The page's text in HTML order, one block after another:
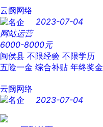
云阙网络
2023-07-04
网站运营
6000-8000元
闽侯县 不限经验 不限学历
五险一金 综合补贴 年终奖金
云阙网络
2023-07-04